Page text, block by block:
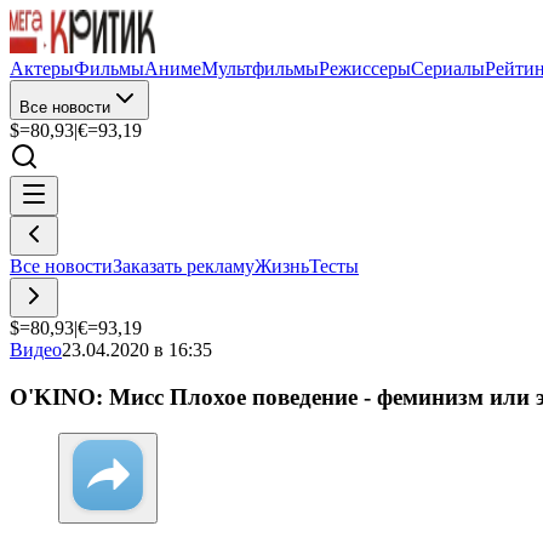
АктерыФильмыАнимеМультфильмыРежиссерыСериалы
Все новости
$=80,93|€=93,19
Все новостиЗаказать рекламуЖизньТесты
$=80,93|€=93,19
Видео23.04.2020 в 16:35
O'KINO: Мисс Плохое поведение - феминизм или